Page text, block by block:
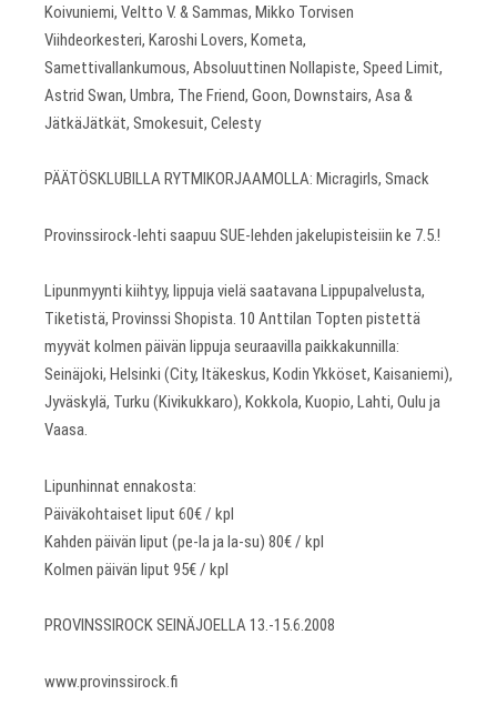
Koivuniemi, Veltto V. & Sammas, Mikko Torvisen
Viihdeorkesteri, Karoshi Lovers, Kometa,
Samettivallankumous, Absoluuttinen Nollapiste, Speed Limit,
Astrid Swan, Umbra, The Friend, Goon, Downstairs, Asa &
JätkäJätkät, Smokesuit, Celesty
PÄÄTÖSKLUBILLA RYTMIKORJAAMOLLA: Micragirls, Smack
Provinssirock-lehti saapuu SUE-lehden jakelupisteisiin ke 7.5.!
Lipunmyynti kiihtyy, lippuja vielä saatavana Lippupalvelusta,
Tiketistä, Provinssi Shopista. 10 Anttilan Topten pistettä
myyvät kolmen päivän lippuja seuraavilla paikkakunnilla:
Seinäjoki, Helsinki (City, Itäkeskus, Kodin Ykköset, Kaisaniemi),
Jyväskylä, Turku (Kivikukkaro), Kokkola, Kuopio, Lahti, Oulu ja
Vaasa.
Lipunhinnat ennakosta:
Päiväkohtaiset liput 60€ / kpl
Kahden päivän liput (pe-la ja la-su) 80€ / kpl
Kolmen päivän liput 95€ / kpl
PROVINSSIROCK SEINÄJOELLA 13.-15.6.2008
www.provinssirock.fi